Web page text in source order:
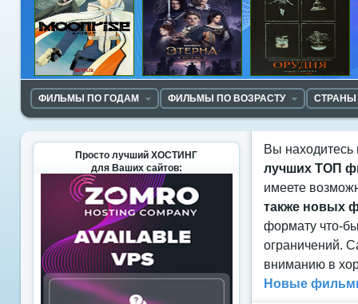
ФИЛЬМЫ ПО ГОДАМ ФИЛЬМЫ ПО ВОЗРАСТУ
Вы находитесь
лучших ТОП
имеете
также новых
формату что-
ограничений.
вниманию в
Новые
Просто лучший ХОСТИНГ
для Ваших сайтов: